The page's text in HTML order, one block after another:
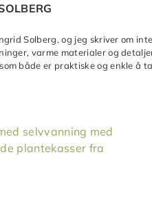
Solberg, og jeg skriver om
varme materialer og
både er praktiske og enkle å
selvvanning med
plantekasser fra